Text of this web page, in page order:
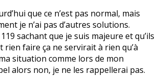
que ce n’est pas normal, mais
je n’ai pas d’autres solutions.
sachant que je suis majeure et qu’ils
faire ça ne servirait à rien qu’à
situation comme lors de mon
alors non, je ne les rappellerai pas.